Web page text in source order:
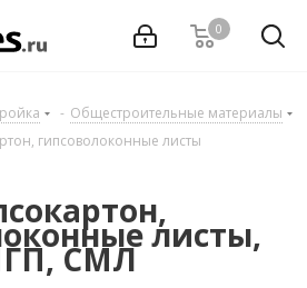
0
- Общестроительные материалы
гипсоволоконные листы
листы,
СМЛ